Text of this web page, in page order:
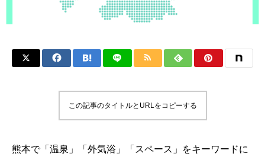
この記事のタイトルとURLをコピーする
熊本で「温泉」「外気浴」「スペース」をキーワードに